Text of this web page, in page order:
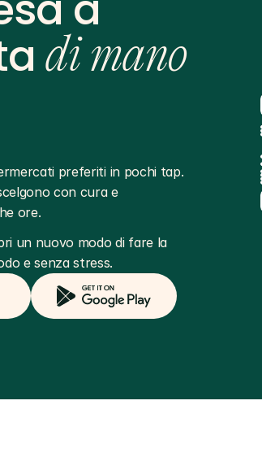
di mano
preferiti in pochi tap.
con cura e
ore.
un nuovo modo di fare la
e senza stress.